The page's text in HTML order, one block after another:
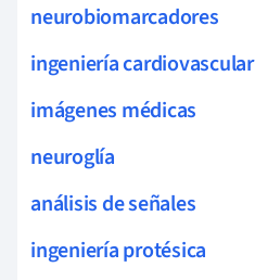
neurobiomarcadores
ingeniería cardiovascular
imágenes médicas
neuroglía
análisis de señales
ingeniería protésica